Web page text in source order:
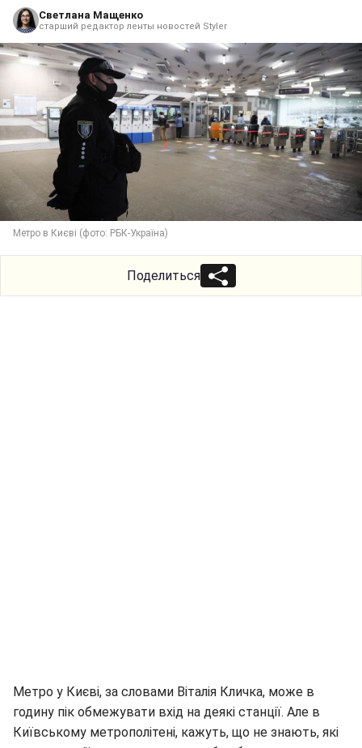
Светлана Мащенко
старший редактор ленты новостей Styler
Метро в Києві (фото: РБК-Україна)
Поделиться
Метро у Києві, за словами Віталія Кличка, може в
годину пік обмежувати вхід на деякі станції. Але в
Київському метрополітені, кажуть, що не знають, які